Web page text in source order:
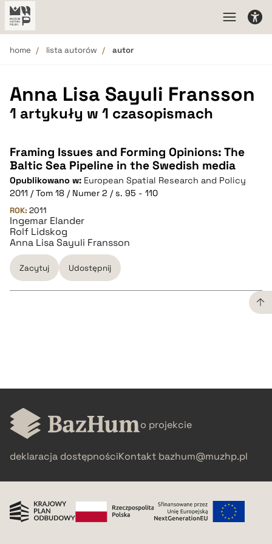
home lista autorów autor
Anna Lisa Sayuli Fransson
1 artykuły w 1 czasopismach
Framing Issues and Forming Opinions: The
Baltic Sea Pipeline in the Swedish media
Opublikowano w: European Spatial Research and Policy
2011 / Tom 18 / Numer 2 / s. 95 - 110
ROK: 2011
Ingemar Elander
Rolf Lidskog
Anna Lisa Sayuli Fransson
Zacytuj Udostępnij
pobierz cytat
o projekcie
deklaracja dostępnościKontakt bazhum@muzhp.pl